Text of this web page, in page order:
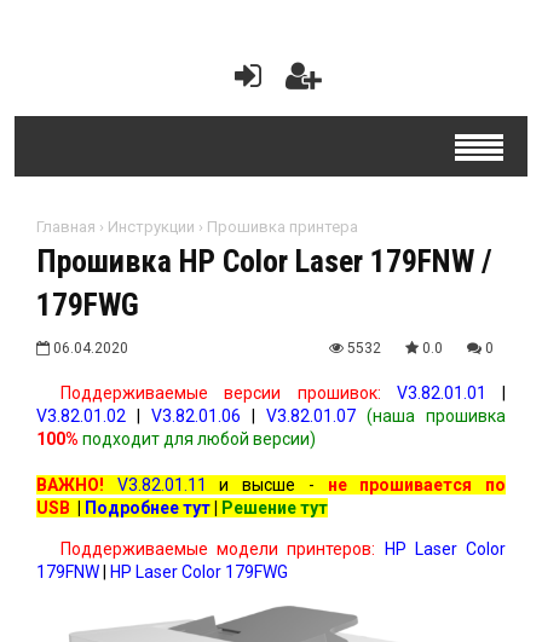
Главная › Инструкции › Прошивка принтера
Прошивка HP Color Laser 179FNW /
179FWG
06.04.2020 5532 0.0 0
Поддерживаемые версии прошивок: V3.82.01.01
V3.82.01.02
V3.82.01.06 V3.82.01.07 (наша прошивка
100% подходит для любой версии)
ВАЖНО! V3.82.01.11 и высше - не прошивается по
USB
Подробнее тут Решение тут
Поддерживаемые модели принтеров:
HP Laser Color
179FNW
HP Laser Color 179FWG